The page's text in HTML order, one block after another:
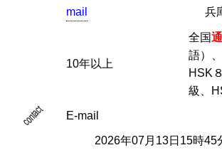
mail 兵
10年以上
全国
語）
HSK
級、
contact E-mail
2026年07月13日15時